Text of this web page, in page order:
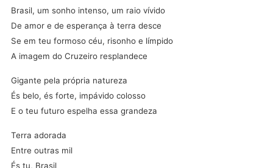
Brasil, um sonho intenso, um raio vívido
De amor e de esperança à terra desce
Se em teu formoso céu, risonho e límpido
A imagem do Cruzeiro resplandece
Gigante pela própria natureza
És belo, és forte, impávido colosso
E o teu futuro espelha essa grandeza
Terra adorada
Entre outras mil
És tu, Brasil